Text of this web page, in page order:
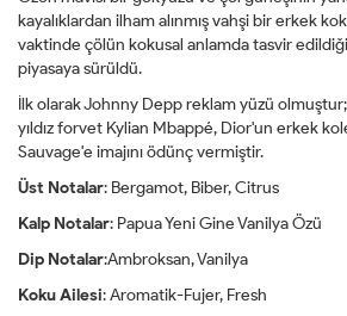
kayalıklardan ilham alınmış vahşi bir erkek
vaktinde çölün kokusal anlamda tasvir edildiği
piyasaya sürüldü.
İlk olarak Johnny Depp reklam yüzü olmuştur;
yıldız forvet Kylian Mbappé, Dior'un erkek
Sauvage'e imajını ödünç vermiştir.
Üst Notalar: Bergamot, Biber, Citrus
Kalp Notalar: Papua Yeni Gine Vanilya Özü
Dip Notalar:Ambroksan, Vanilya
Koku Ailesi: Aromatik-Fujer, Fresh